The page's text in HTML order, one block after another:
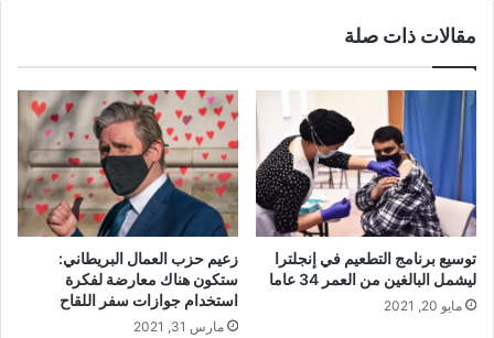
مقالات ذات صلة
توسيع برنامج التطعيم في إنجلترا
ليشمل البالغين من العمر 34 عاما
مايو 20, 2021
زعيم حزب العمال البريطاني:
ستكون هناك معارضة لفكرة
استخدام جوازات سفر اللقاح
مارس 31, 2021